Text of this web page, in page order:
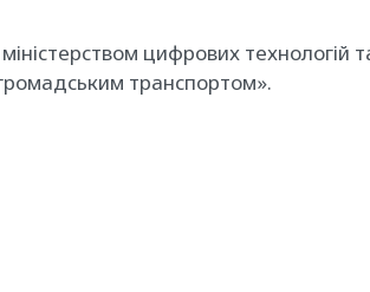
цифрових технологій
транспортом».